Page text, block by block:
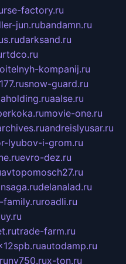
factory.ru
jun.rubandamn.ru
darksand.ru
rtdco.ru
kompanij.ru
snow-guard.ru
aalse.ru
movie-one.ru
andreislyusar.ru
lyubov-i-grom.ru
evro-dez.ru
avtopomosch27.ru
delanalad.ru
family.ruroadli.ru
trade-farm.ru
autodamp.ru
nv750.rux-ton.ru